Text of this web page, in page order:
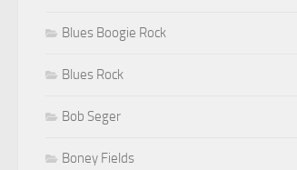
Blues Boogie Rock
Blues Rock
Bob Seger
Boney Fields